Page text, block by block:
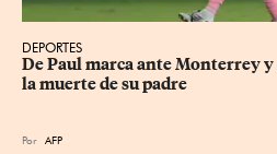
DEPORTES
De Paul marca ante Monterrey y
la muerte de su padre
Por AFP